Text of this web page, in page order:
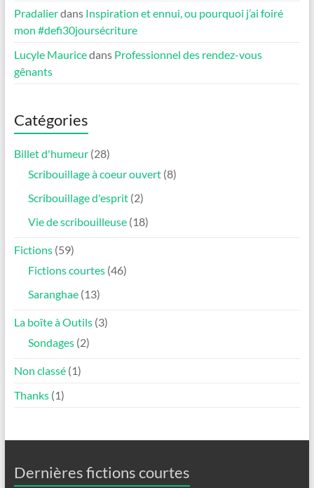
Pradalierdans Inspiration et ennui, ou pourquoi j’ai foiré
mon #defi30joursécriture
Lucyle Mauricedans Professionnel des rendez-vous
gênants
Catégories
Billet d'humeur(28)
Scribouillage à coeur ouvert(8)
Scribouillage d'esprit(2)
Vie de scribouilleuse(18)
Fictions(59)
Fictions courtes(46)
Saranghae(13)
La boîte à Outils(3)
Sondages(2)
Non classé(1)
Thanks(1)
Dernières fictions courtes